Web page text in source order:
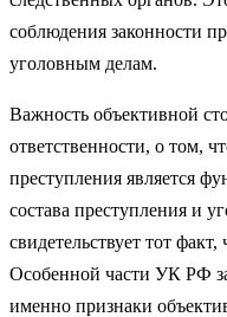
соблюдения законности
уголовным делам.
Важность объективной
ответственности, о том,
преступления является
состава преступления и
свидетельствует тот
Особенной части УК РФ
именно признаки